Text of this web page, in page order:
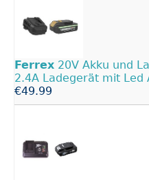
Ferrex 20V Akku und
2.4A Ladegerät mit Led
€49.99